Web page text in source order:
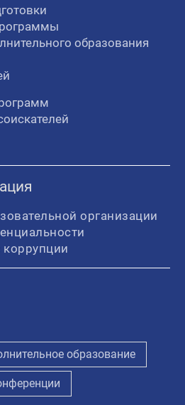
образования
организации
образование